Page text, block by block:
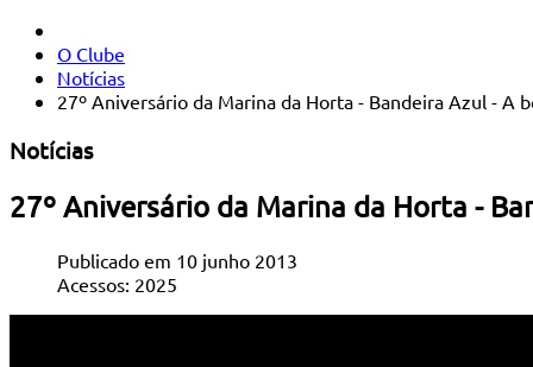
O Clube
Notícias
27º Aniversário da Marina da Horta - Bandeira Azul - A
Notícias
27º Aniversário da Marina da Horta -
Publicado em 10 junho 2013
Acessos: 2025